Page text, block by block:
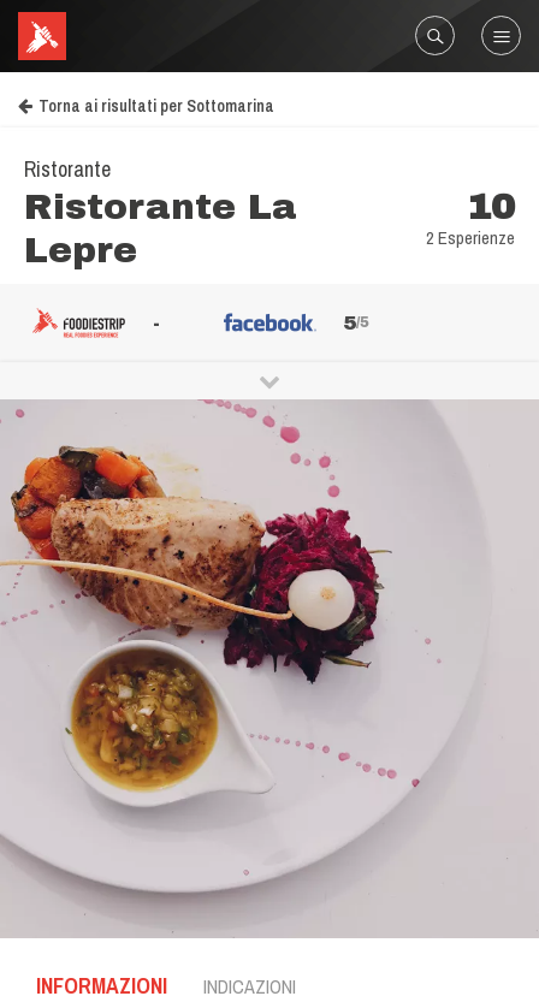
Torna ai risultati per Sottomarina
Ristorante
Ristorante La
Lepre
10
2 Esperienze
- 5/5
INFORMAZIONI INDICAZIONI